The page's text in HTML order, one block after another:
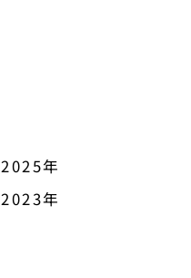
2025年
2023年